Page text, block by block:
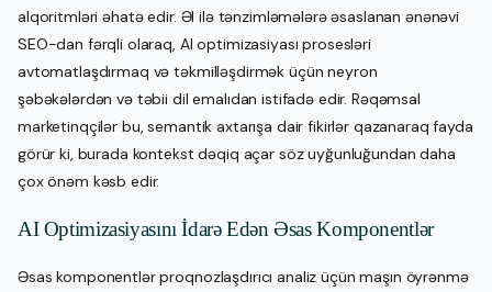
alqoritmləri əhatə edir. Əl ilə tənzimləmələrə əsaslanan ənənəvi
SEO-dan fərqli olaraq, AI optimizasiyası prosesləri
avtomatlaşdırmaq və təkmilləşdirmək üçün neyron
şəbəkələrdən və təbii dil emalıdan istifadə edir. Rəqəmsal
marketinqçilər bu, semantik axtarışa dair fikirlər qazanaraq fayda
görür ki, burada kontekst dəqiq açar söz uyğunluğundan daha
çox önəm kəsb edir.
AI Optimizasiyasını İdarə Edən Əsas Komponentlər
Əsas komponentlər proqnozlaşdırıcı analiz üçün maşın öyrənmə